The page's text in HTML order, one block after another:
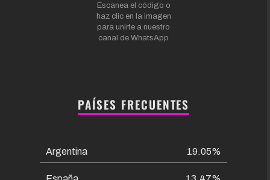
Escanea el código o
haz clic en la imagen
para unirte a nuestro
canal de WhatsApp
PAÍSES FRECUENTES
Argentina 19.05%